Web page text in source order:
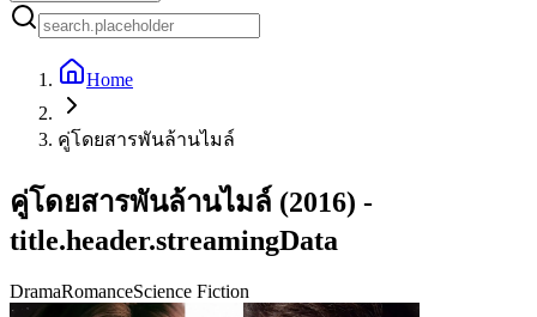
Home
คู่โดยสารพันล้านไมล์
คู่โดยสารพันล้านไมล์ (2016) -
title.header.streamingData
DramaRomanceScience Fiction